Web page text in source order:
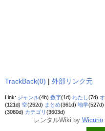
TrackBack(0) | 外部リンク元
Link: ジャンル(4h) 数字(1d) わたし(7d)
(121d) 空(262d) まとめ(361d) 地学(527d)
(3080d) カテゴリ (3603d)
レンタルWiki by Wicurio